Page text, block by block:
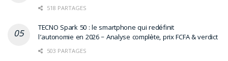
518 PARTAGES
TECNO Spark 50 : le smartphone qui redéfinit
l’autonomie en 2026 – Analyse complète, prix FCFA & verdict
503 PARTAGES